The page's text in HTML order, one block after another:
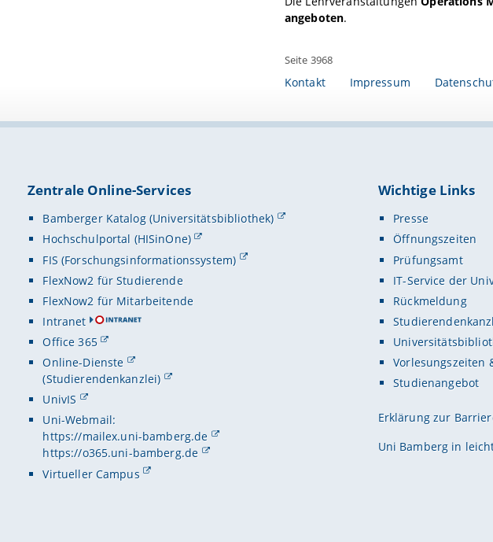
angeboten.
Seite 3968
Kontakt Impressum
Zentrale Online-Services
Bamberger Katalog (Universitätsbibliothek)
Hochschulportal (HISinOne)
FIS (Forschungsinformationssystem)
FlexNow2 für Studierende
FlexNow2 für Mitarbeitende
Intranet
Office 365
Online-Dienste
(Studierendenkanzlei)
UnivIS
Uni-Webmail:
https://mailex.uni-bamberg.de
https://o365.uni-bamberg.de
Virtueller Campus
Wichtige Links
Presse
Öffnungszeiten
Prüfungsamt
IT-Service der
Rückmeldung
Vorlesungszeiten
Studienangebot
Erklärung zur
Uni Bamberg in